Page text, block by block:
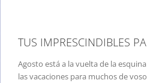
TUS IMPRESCINDIBLES
Agosto está a la vuelta de la
las vacaciones para muchos de